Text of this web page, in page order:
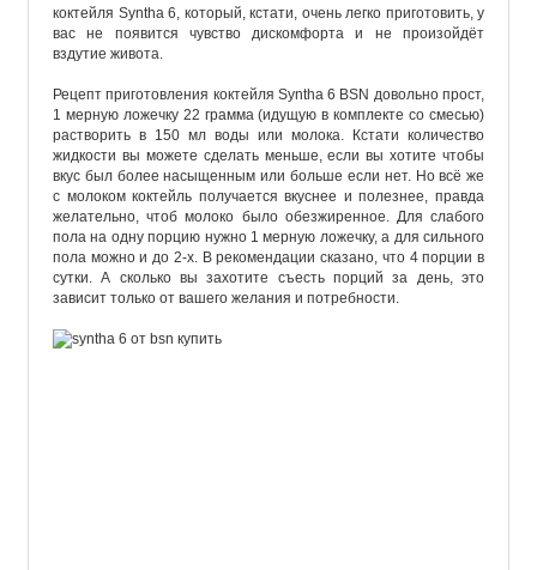
коктейля Syntha 6, который кстати очень легко приготовить, у
вас
не появится чувство дискомфорта и не
произойдёт
вздутие живота
Рецепт приготовления коктейля Syntha 6 BSN довольно прост,
1 мерную ложечку 22 грамма (идущую в комплекте со смесью)
растворить в 150 мл воды или молока Кстати количество
жидкости вы можете сделать меньше ,если вы хотите чтобы
вкус был более насыщенным или больше если нет. Но всё же
с молоком коктейль получается вкуснее и полезнее ,правда
желательно ,чтоб молоко было обезжиренное Для слабого
пола на одну порцию нужно 1 мерную ложечку,а для сильного
пола можно и до 2-х. В рекомендации сказано что 4 порции в
сутки .А сколько вы захотите съесть порций за день,это
зависит только от вашего желания и потребности